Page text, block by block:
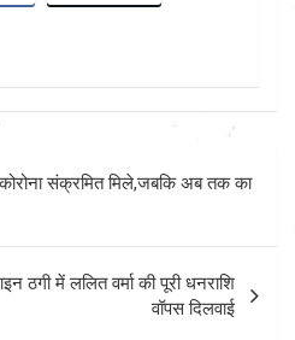
संक्रमित मिले,जबकि अब तक का
में ललित वर्मा की पूरी धनराशि
वॉपस दिलवाई